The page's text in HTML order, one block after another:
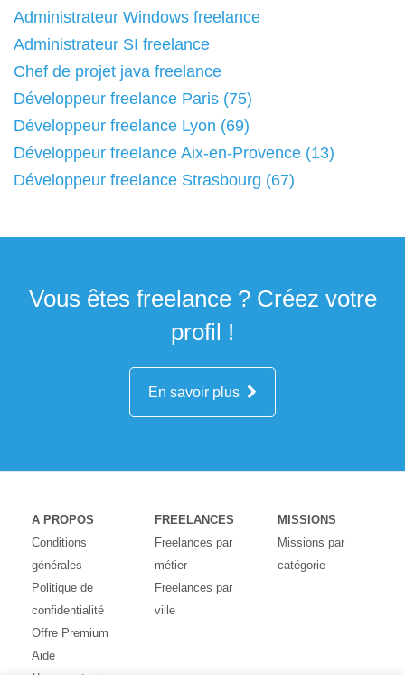
Administrateur Windows freelance
Administrateur SI freelance
Chef de projet java freelance
Développeur freelance Paris (75)
Développeur freelance Lyon (69)
Développeur freelance Aix-en-Provence (13)
Développeur freelance Strasbourg (67)
Vous êtes freelance ? Créez votre
profil !
En savoir plus
A PROPOS
Conditions
générales
Politique de
confidentialité
Offre Premium
Aide
FREELANCES
Freelances par
métier
Freelances par
ville
MISSIONS
Missions par
catégorie